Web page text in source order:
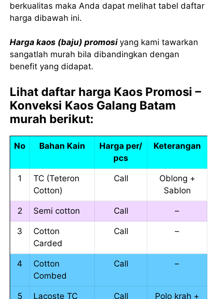
berkualitas maka Anda dapat melihat tabel daftar
harga dibawah ini.
Harga kaos (baju) promosi yang kami tawarkan
sangatlah murah bila dibandingkan dengan
benefit yang didapat.
Lihat daftar harga Kaos Promosi –
Konveksi Kaos Galang Batam
murah berikut:
No Bahan Kain
Harga per/
pcs
Keterangan
1
TC (Teteron
Cotton)
Call
Oblong +
Sablon
2 Semi cotton Call –
3
Cotton
Carded
Call –
4
Cotton
Combed
Call –
5 Lacoste TC Call Polo krah +